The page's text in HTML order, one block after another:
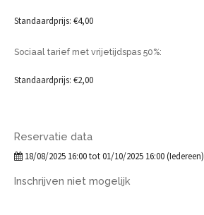
Standaardprijs: €4,00
Sociaal tarief met vrijetijdspas 50%:
Standaardprijs: €2,00
Reservatie data
18/08/2025 16:00 tot 01/10/2025 16:00 (Iedereen)
Inschrijven niet mogelijk